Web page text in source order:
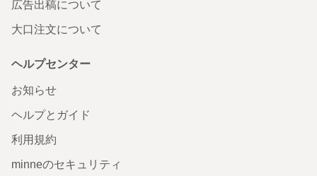
広告出稿について
大口注文について
ヘルプセンター
お知らせ
ヘルプとガイド
利用規約
minneのセキュリティ